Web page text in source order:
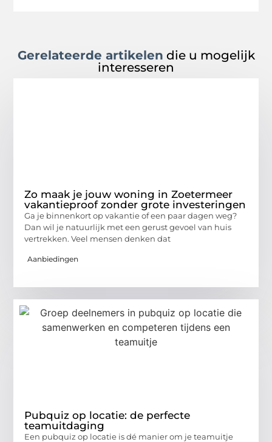
Gerelateerde artikelen die u mogelijk
interesseren
Zo maak je jouw woning in Zoetermeer
vakantieproof zonder grote investeringen
Ga je binnenkort op vakantie of een paar dagen weg?
Dan wil je natuurlijk met een gerust gevoel van huis
vertrekken. Veel mensen denken dat
Aanbiedingen
Pubquiz op locatie: de perfecte
teamuitdaging
Een pubquiz op locatie is dé manier om je teamuitje